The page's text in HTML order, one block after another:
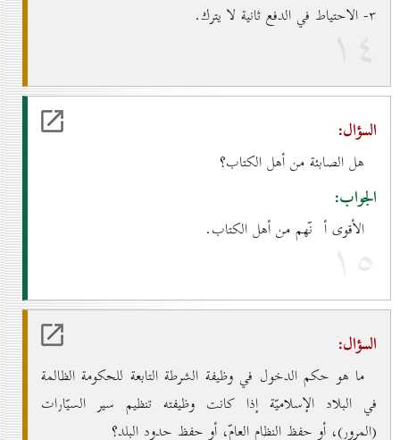
۳- الاحتياط في الدفع ثانية لا يترك.۱٤
السؤال:
هل الصابئة من أهل الكتاب؟
الجواب:
الأقوى أ نّهم من أهل الكتاب.
۱٥
السؤال:
ما هو حكم الدخول في وظيفة الشرطة التابعة للحكومة الظالمة
في البلاد الإسلاميّة إذا كانت وظيفته تنظيم سير السيّارات
(المرور)، أو حفظ النظام العامّ، أو حفظ حدود البلد؟